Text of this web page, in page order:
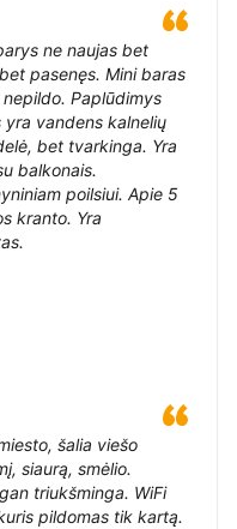
ne naujas bet
pasenęs. Mini baras
Paplūdimys
yra vandens kalnelių
bet tvarkinga. Yra
balkonais.
poilsiui. Apie 5
kranto. Yra
šalia viešo
siaurą, smėlio.
triukšminga. WiFi
pildomas tik kartą.